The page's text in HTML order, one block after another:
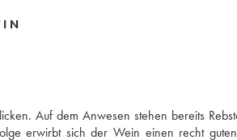
Auf dem Anwesen stehen bereits
erwirbt sich der Wein einen recht